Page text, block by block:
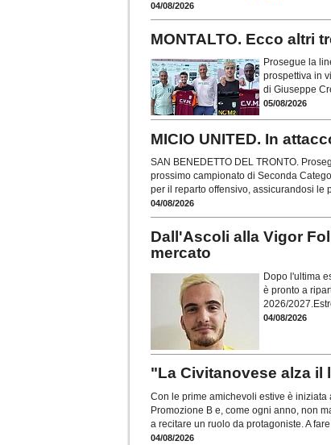
04/08/2026
MONTALTO. Ecco altri
Prosegue la
prospettiva in
di Giuseppe
05/08/2026
MICIO UNITED. In
SAN BENEDETTO DEL TRONTO.
prossimo campionato di Seconda
per il reparto offensivo, assicurandosi le
04/08/2026
Dall'Ascoli alla Vigor
mercato
Dopo l'ultima
è pronto a
2026/
04/08/2026
"La Civitanovese alza il
Con le prime amichevoli estive è
Promozione B e, come ogni anno, non
a recitare un ruolo da protagoniste. A
04/08/2026